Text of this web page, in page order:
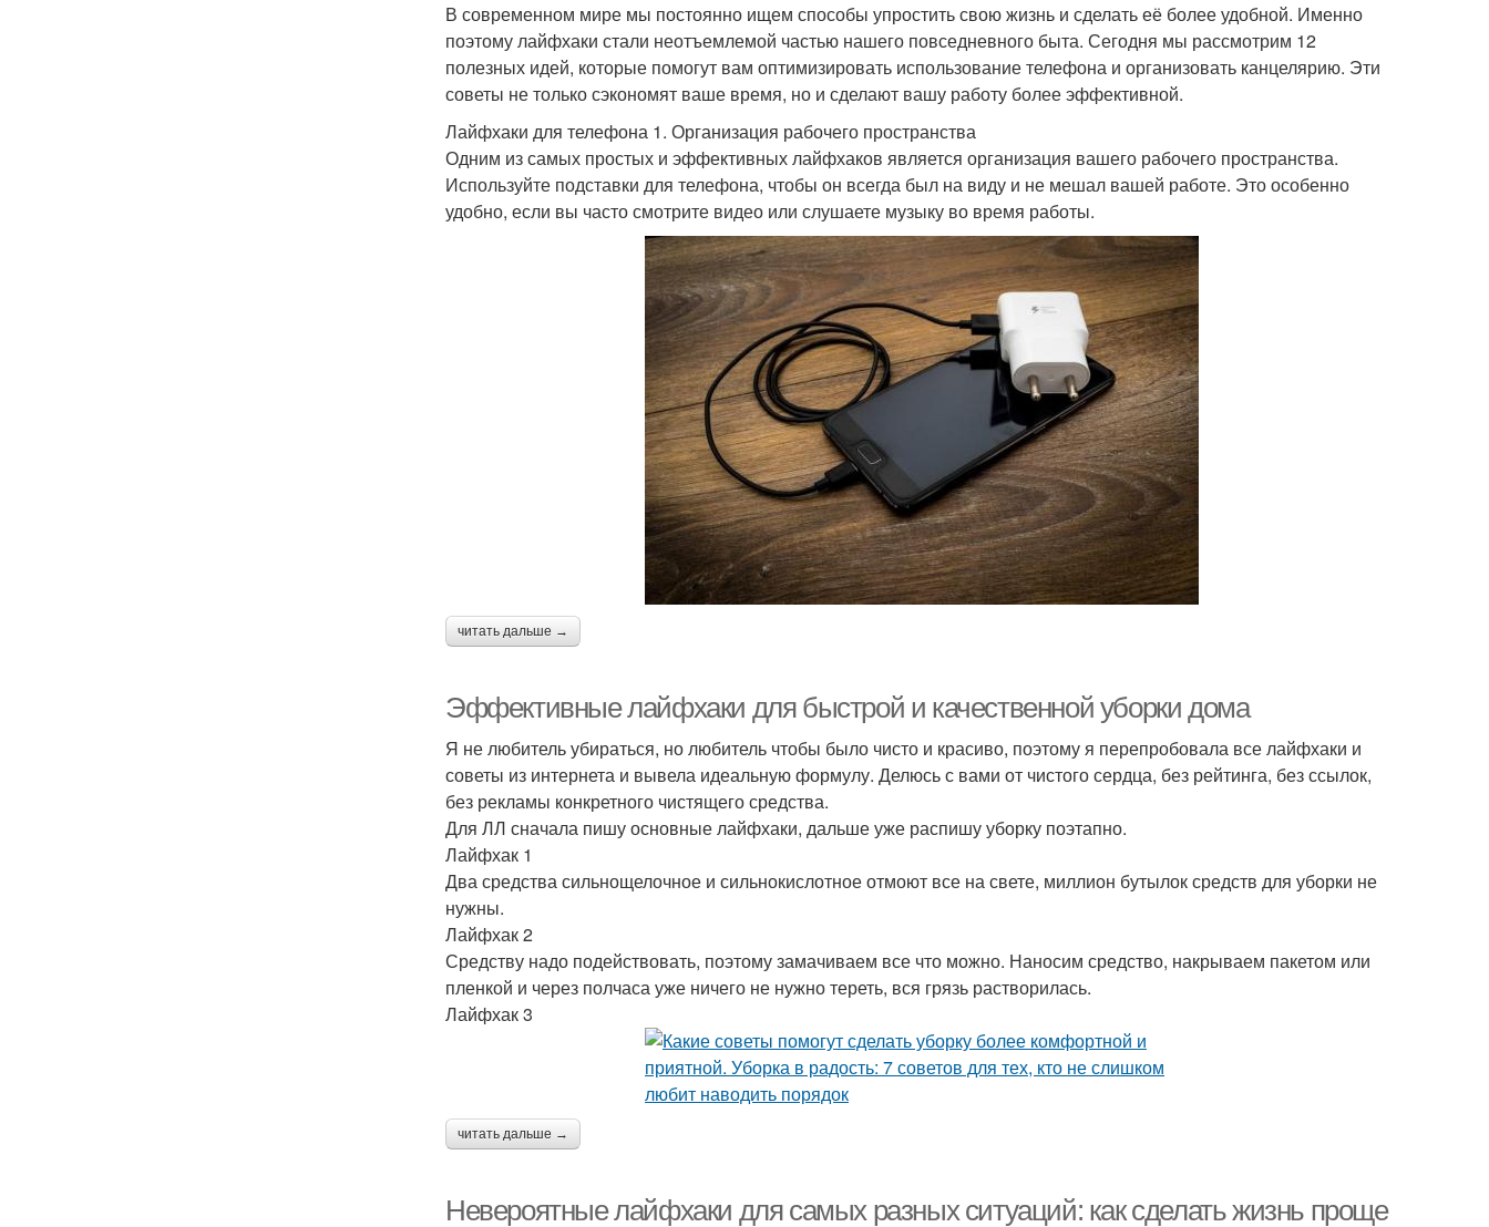
В современном мире мы постоянно ищем способы упростить свою жизнь и сделать её более удобной. Именно
поэтому лайфхаки стали неотъемлемой частью нашего повседневного быта. Сегодня мы рассмотрим 12
полезных идей, которые помогут вам оптимизировать использование телефона и организовать канцелярию. Эти
советы не только сэкономят ваше время, но и сделают вашу работу более эффективной.
Лайфхаки для телефона 1. Организация рабочего пространства
Одним из самых простых и эффективных лайфхаков является организация вашего рабочего пространства.
Используйте подставки для телефона, чтобы он всегда был на виду и не мешал вашей работе. Это особенно
удобно, если вы часто смотрите видео или слушаете музыку во время работы.
читать дальше →
Эффективные лайфхаки для быстрой и качественной уборки дома
Я не любитель убираться, но любитель чтобы было чисто и красиво, поэтому я перепробовала все лайфхаки и
советы из интернета и вывела идеальную формулу. Делюсь с вами от чистого сердца, без рейтинга, без ссылок,
без рекламы конкретного чистящего средства.
Для ЛЛ сначала пишу основные лайфхаки, дальше уже распишу уборку поэтапно.
Лайфхак 1
Два средства сильнощелочное и сильнокислотное отмоют все на свете, миллион бутылок средств для уборки не
нужны.
Лайфхак 2
Средству надо подействовать, поэтому замачиваем все что можно. Наносим средство, накрываем пакетом или
пленкой и через полчаса уже ничего не нужно тереть, вся грязь растворилась.
Лайфхак 3
читать дальше →
Невероятные лайфхаки для самых разных ситуаций: как сделать жизнь проще